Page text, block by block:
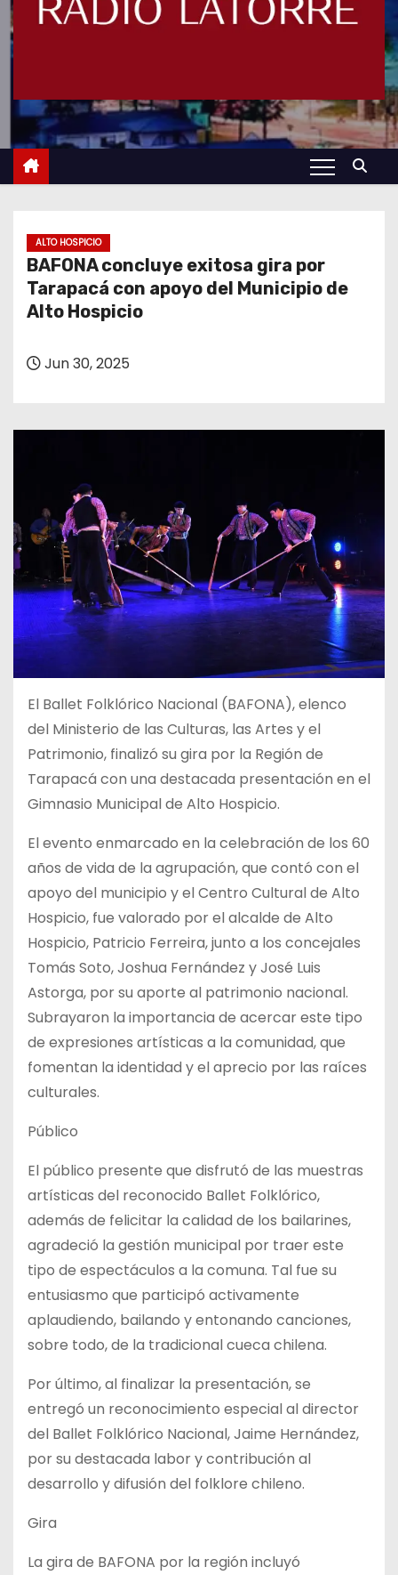
ALTO HOSPICIO
BAFONA concluye exitosa gira por
Tarapacá con apoyo del Municipio de
Alto Hospicio
Jun 30, 2025
El Ballet Folklórico Nacional (BAFONA), elenco
del Ministerio de las Culturas, las Artes y el
Patrimonio, finalizó su gira por la Región de
Tarapacá con una destacada presentación en el
Gimnasio Municipal de Alto Hospicio.
El evento enmarcado en la celebración de los 60
años de vida de la agrupación, que contó con el
apoyo del municipio y el Centro Cultural de Alto
Hospicio, fue valorado por elalcalde de Alto
Hospicio, Patricio Ferreira, junto a los concejales
Tomás Soto, Joshua Fernández y José Luis
Astorga, por su aporte al patrimonio nacional.
Subrayaron la importancia de acercar este tipo
de expresiones artísticas a la comunidad, que
fomentan la identidad y el aprecio por las raíces
culturales.
Público
El público presente que disfrutó de las muestras
artísticas del reconocido Ballet Folklórico,
además de felicitar la calidad de los bailarines,
agradeció la gestión municipal por traer este
tipo de espectáculos a la comuna. Tal fue su
entusiasmo que participó activamente
aplaudiendo, bailando y entonando canciones,
sobre todo, de la tradicional cueca chilena.
Por último, al finalizar la presentación, se
entregó un reconocimiento especial al director
del Ballet Folklórico Nacional, Jaime Hernández,
por su destacada labor y contribución al
desarrollo y difusión del folklore chileno.
Gira
La gira de BAFONA por la región incluyó